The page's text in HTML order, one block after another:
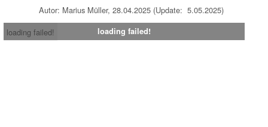
Autor: Marius Müller, 28.04.2025 (Update: 5.05.2025)
loading failed!
loading failed!